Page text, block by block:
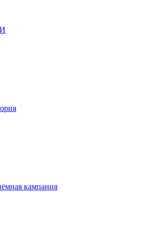
кампания